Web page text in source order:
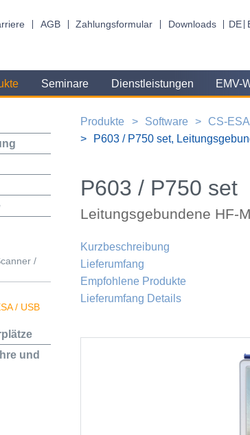
AGB Zahlungsformular Downloads DE
Seminare Dienstleistungen EMV-
/
/ USB
und
Produkte Software
CS-
P603 / P750 set,
P603 / P750 set
Leitungsgebundene HF-
Kurzbeschreibung
Lieferumfang
Empfohlene Produkte
Lieferumfang Details